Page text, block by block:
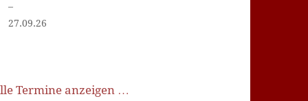
–
27.09.26
Termine anzeigen …